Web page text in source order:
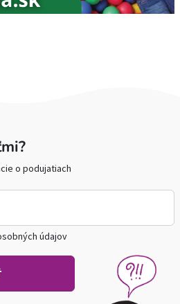
o podujatiach
údajov